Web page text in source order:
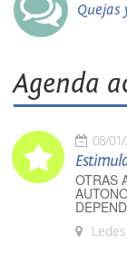
Quejas
Agenda
08/
OTRAS